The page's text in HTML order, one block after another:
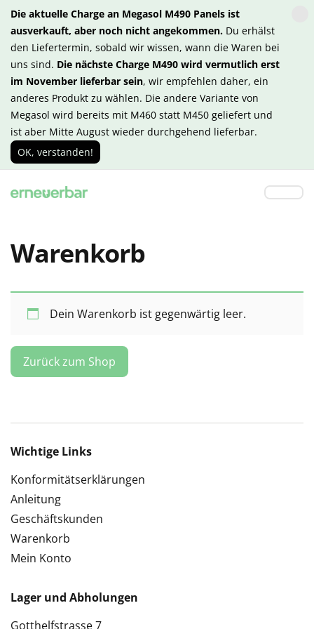
Die aktuelle Charge an Megasol M490 Panels ist
ausverkauft, aber noch nicht angekommen. Du erhälst
den Liefertermin, sobald wir wissen, wann die Waren bei
uns sind. Die nächste Charge M490 wird vermutlich erst
im November lieferbar sein, wir empfehlen daher, ein
anderes Produkt zu wählen. Die andere Variante von
Megasol wird bereits mit M460 statt M450 geliefert und
ist aber Mitte August wieder durchgehend lieferbar.
OK, verstanden!
Warenkorb
Dein Warenkorb ist gegenwärtig leer.
Zurück zum Shop
Wichtige Links
Konformitätserklärungen
Anleitung
Geschäftskunden
Warenkorb
Mein Konto
Lager und Abholungen
Gotthelfstrasse 7